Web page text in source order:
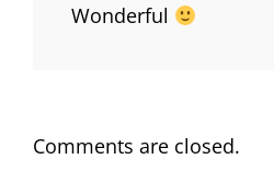
Wonderful
Comments are closed.